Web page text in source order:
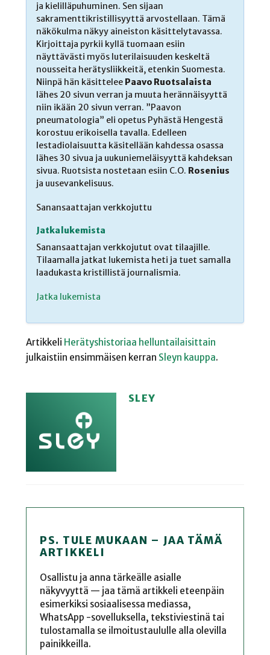
ja kielilläpuhuminen. Sen sijaan
sakramenttikristillisyyttä arvostellaan. Tämä
näkökulma näkyy aineiston käsittelytavassa.
Kirjoittaja pyrkii kyllä tuomaan esiin
näyttävästi myös luterilaisuuden keskeltä
nousseita herätysliikkeitä, etenkin Suomesta.
Niinpä hän käsittelee Paavo Ruotsalaista
lähes 20 sivun verran ja muuta herännäisyyttä
niin ikään 20 sivun verran. ”Paavon
pneumatologia” eli opetus Pyhästä Hengestä
korostuu erikoisella tavalla. Edelleen
lestadiolaisuutta käsitellään kahdessa osassa
lähes 30 sivua ja uukuniemeläisyyttä kahdeksan
sivua. Ruotsista nostetaan esiin C.O. Rosenius
ja uusevankelisuus.
Sanansaattajan verkkojuttu
Jatka lukemista
Sanansaattajan verkkojutut ovat tilaajille.
Tilaamalla jatkat lukemista heti ja tuet samalla
laadukasta kristillistä journalismia.
Jatka lukemista
Artikkeli Herätyshistoriaa helluntailaisittain
julkaistiin ensimmäisen kerran Sleyn kauppa.
SLEY
PS. TULE MUKAAN – JAA TÄMÄ
ARTIKKELI
Osallistu ja anna tärkeälle asialle
näkyvyyttä — jaa tämä artikkeli eteenpäin
esimerkiksi sosiaalisessa mediassa,
WhatsApp -sovelluksella, tekstiviestinä tai
tulostamalla se ilmoitustaululle alla olevilla
painikkeilla.